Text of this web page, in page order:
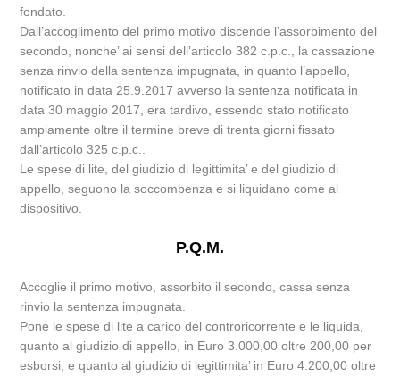
fondato.
Dall’accoglimento del primo motivo discende l’assorbimento del
secondo, nonche’ ai sensi dell’articolo 382 c.p.c., la cassazione
senza rinvio della sentenza impugnata, in quanto l’appello,
notificato in data 25.9.2017 avverso la sentenza notificata in
data 30 maggio 2017, era tardivo, essendo stato notificato
ampiamente oltre il termine breve di trenta giorni fissato
dall’articolo 325 c.p.c..
Le spese di lite, del giudizio di legittimita’ e del giudizio di
appello, seguono la soccombenza e si liquidano come al
dispositivo.
P.Q.M.
Accoglie il primo motivo, assorbito il secondo, cassa senza
rinvio la sentenza impugnata.
Pone le spese di lite a carico del controricorrente e le liquida,
quanto al giudizio di appello, in Euro 3.000,00 oltre 200,00 per
esborsi, e quanto al giudizio di legittimita’ in Euro 4.200,00 oltre